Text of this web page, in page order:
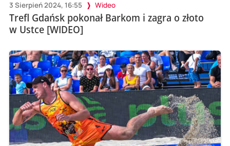
3 Sierpień 2024, 16:55 Wideo
Trefl Gdańsk pokonał Barkom i zagra o złoto
w Ustce [WIDEO]